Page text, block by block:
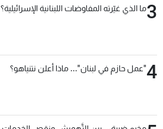
3ما الذي غيّرته المفاوضات اللبنانية الإسرائيلية؟
4"عمل حازم في لبنان"... ماذا أعلن نتنياهو؟